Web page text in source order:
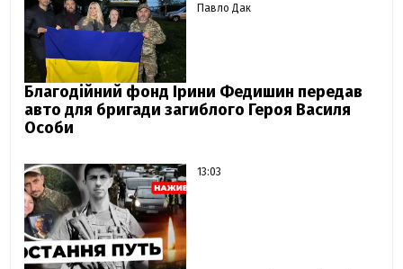
Павло Дак
Благодійний фонд Ірини Федишин передав
авто для бригади загиблого Героя Василя
Особи
13:03